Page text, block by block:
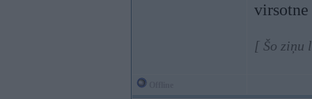
virsotne
[ Šo ziņu